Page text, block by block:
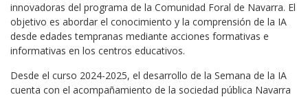
innovadoras del programa de la Comunidad Foral de Navarra. El
objetivo es abordar el conocimiento y la comprensión de la IA
desde edades tempranas mediante acciones formativas e
informativas en los centros educativos.
Desde el curso 2024-2025, el desarrollo de la Semana de la IA
cuenta con el acompañamiento de la sociedad pública Navarra